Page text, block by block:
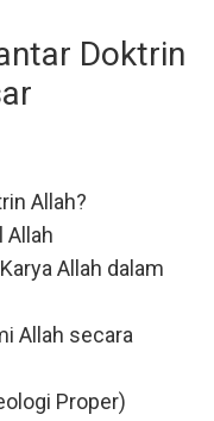
Doktrin
Allah?
Allah
Allah dalam
Allah secara
Proper)